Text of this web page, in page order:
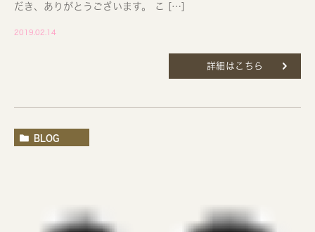
だき、ありがとうございます。 こ […]
2019.02.14
詳細はこちら
BLOG